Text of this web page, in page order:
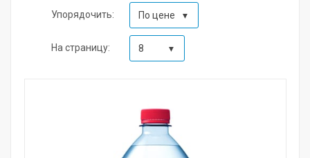
Упорядочить: По цене
На страницу: 8